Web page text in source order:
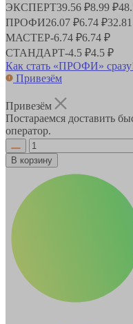
ЭКСПЕРТ39.56 ₽8.99 ₽
ПРОФИ26.07 ₽6.74 ₽
МАСТЕР-6.74 ₽6.74 ₽
СТАНДАРТ-4.5 ₽4.5 ₽
Как стать «ПРОФИ»
Привезём
Привезём
Постараемся доставить
оператор.
В корзину